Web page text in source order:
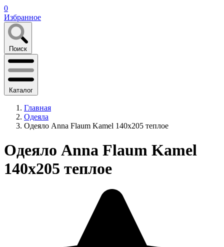
0
Избранное
Поиск
Каталог
Главная
Одеяла
Одеяло Anna Flaum Kamel 140х205 теплое
Одеяло Anna Flaum Kamel
140х205 теплое